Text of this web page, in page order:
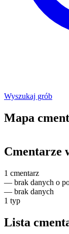
Wyszukaj grób
Mapa
+
Cmentarze
1 cmentarz
— brak danych o
— brak danych
1 typ
Lista